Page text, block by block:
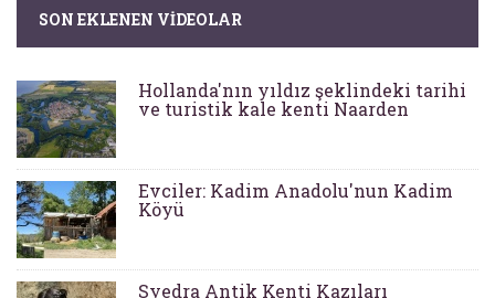
SON EKLENEN VIDEOLAR
Hollanda'nın yıldız şeklindeki tarihi
ve turistik kale kenti Naarden
Evciler: Kadim Anadolu'nun Kadim
Köyü
Syedra Antik Kenti Kazıları